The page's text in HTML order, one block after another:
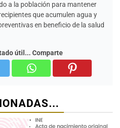
a la población para mantener
que acumulen agua y
en beneficio de la salud
útil... Comparte